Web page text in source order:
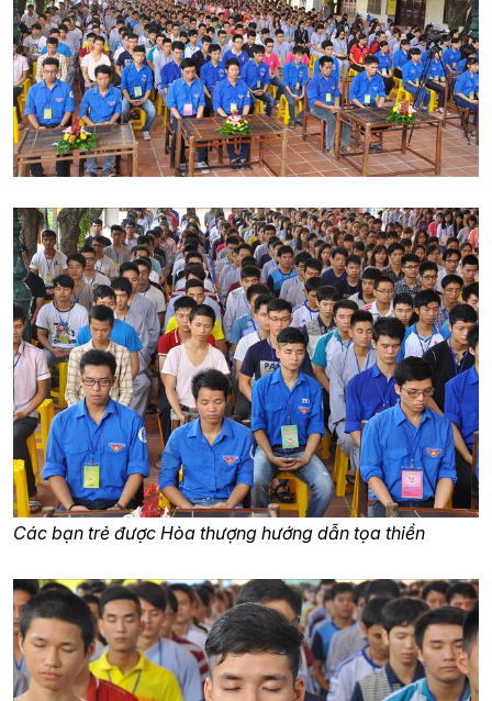
Các bạn trẻ được Hòa thượng hướng dẫn tọa thiền